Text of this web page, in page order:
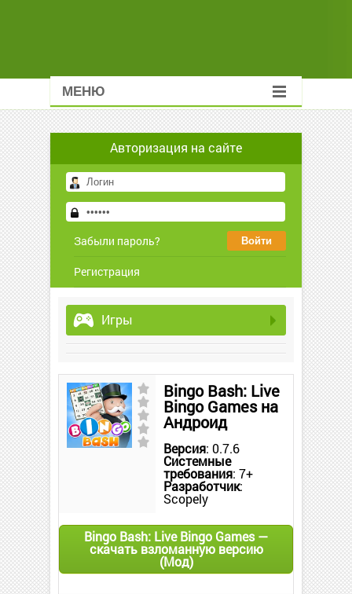
МЕНЮ
Авторизация на сайте
Забыли пароль?
Регистрация
Игры
Bingo Bash: Live
Bingo Games на
Андроид
Версия: 0.7.6
Системные
требования: 7+
Разработчик:
Scopely
Bingo Bash: Live Bingo Games —
скачать взломанную версию
(Мод)